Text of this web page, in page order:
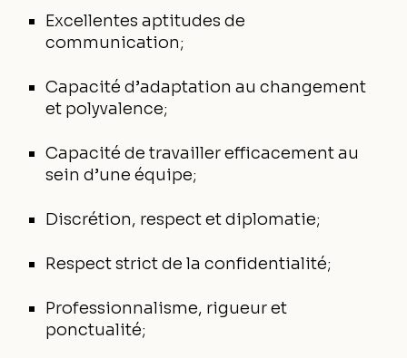
Excellentes aptitudes de
communication;
Capacité d’adaptation au changement
et polyvalence;
Capacité de travailler efficacement au
sein d’une équipe;
Discrétion, respect et diplomatie;
Respect strict de la confidentialité;
Professionnalisme, rigueur et
ponctualité;